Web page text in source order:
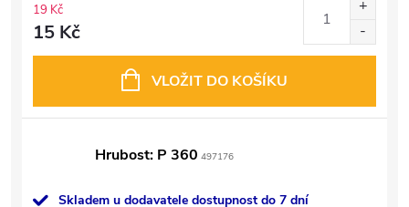
19 Kč
15 Kč
VLOŽIT DO KOŠÍKU
Hrubost: P 360 497176
Skladem u dodavatele dostupnost do 7 dní